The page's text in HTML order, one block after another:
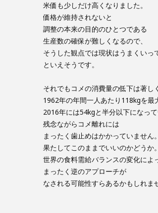
米価も少しだけ高くなりました。
価格が維持されないと
調整の本来の目的のひとつである
生産数の確保が難しくなるので、
そうした観点では現状はうまくいっ
といえそうです。
それでもコメの消費量の低下は著し
1962年の年間一人あたり118kgを最
2016年には54kgと半分以下になって
残念ながらコメ離れには
まったく歯止めはかかっていません。
果たしてこのままでいいのかどうか。
世界の食料需給バランスの変化によ
まったく逆のアプローチが
なされる可能性すらあるかもしれま